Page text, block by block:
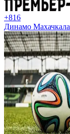
+816
Динамо